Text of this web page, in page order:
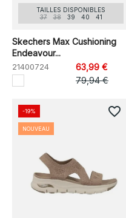
TAILLES DISPONIBLES
37
38 39 40 41
Skechers Max Cushioning
Endeavour...
21400724
63,99 €
79,94 €
-19%
NOUVEAU
favorite_border